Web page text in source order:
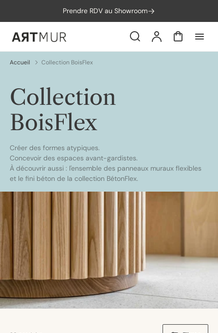
Prendre RDV au Showroom
Search ComptePanier
Accueil Collection BoisFlex
Collection:
Collection
BoisFlex
Créer des formes atypiques.
Concevoir des espaces avant-gardistes.
À découvrir aussi : l'ensemble des panneaux muraux flexibles
et le fini béton de la collection BétonFlex.